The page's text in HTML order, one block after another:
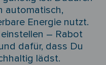
automatisch,
Energie nutzt.
– Rabot
dafür, dass Du
lädst.